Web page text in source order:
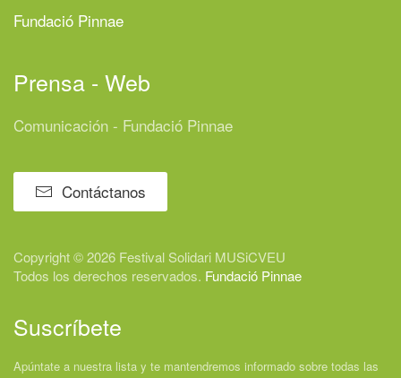
Fundació Pinnae
Prensa - Web
Comunicación - Fundació Pinnae
Contáctanos
Copyright © 2026 Festival Solidari MUSiCVEU
Todos los derechos reservados. Fundació Pinnae
Suscríbete
Apúntate a nuestra lista y te mantendremos informado sobre todas las